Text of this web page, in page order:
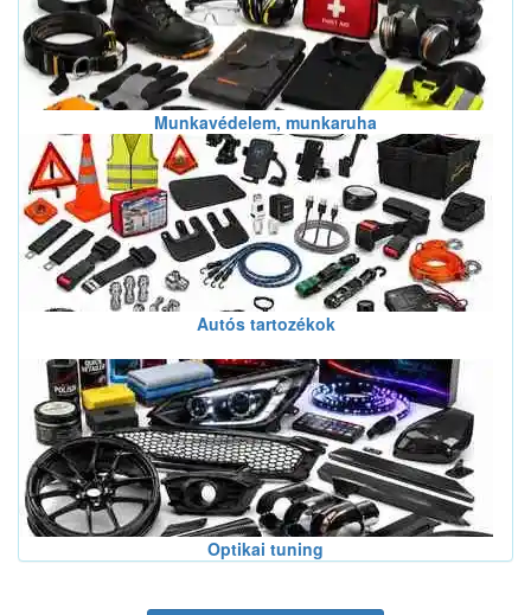
Munkavédelem, munkaruha
Autós tartozékok
Optikai tuning